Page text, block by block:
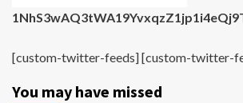
[custom-twitter-feeds] [custom-twitter-
You may have missed